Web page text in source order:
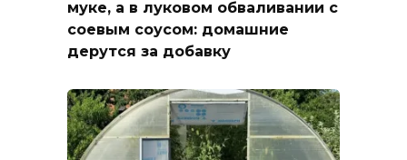
муке, а в луковом обваливании с
соевым соусом: домашние
дерутся за добавку